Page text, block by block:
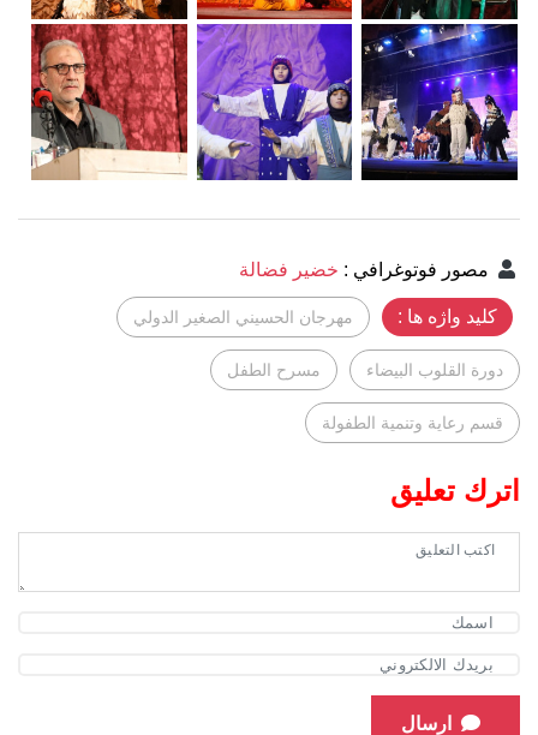
مصور فوتوغرافي : خضير فضالة
کلید واژه ها : مهرجان الحسيني الصغير الدولي
دورة القلوب البيضاء مسرح الطفل
قسم رعاية وتنمية الطفولة
اترك تعليق
ارسال